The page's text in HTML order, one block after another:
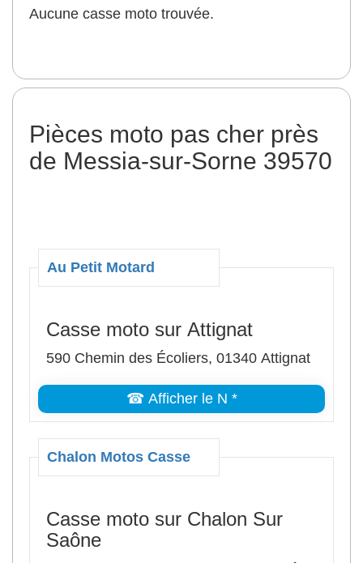
Aucune casse moto trouvée.
Pièces moto pas cher près
de Messia-sur-Sorne 39570
Au Petit Motard
Casse moto sur Attignat
590 Chemin des Écoliers, 01340 Attignat
☎ Afficher le N *
Chalon Motos Casse
Casse moto sur Chalon Sur
Saône